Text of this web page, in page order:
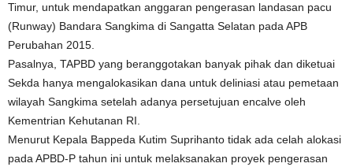
Timur, untuk mendapatkan anggaran pengerasan landasan pacu
(Runway) Bandara Sangkima di Sangatta Selatan pada APB
Perubahan 2015.
Pasalnya, TAPBD yang beranggotakan banyak pihak dan diketuai
Sekda hanya mengalokasikan dana untuk deliniasi atau pemetaan
wilayah Sangkima setelah adanya persetujuan encalve oleh
Kementrian Kehutanan RI.
Menurut Kepala Bappeda Kutim Suprihanto tidak ada celah alokasi
pada APBD-P tahun ini untuk melaksanakan proyek pengerasan